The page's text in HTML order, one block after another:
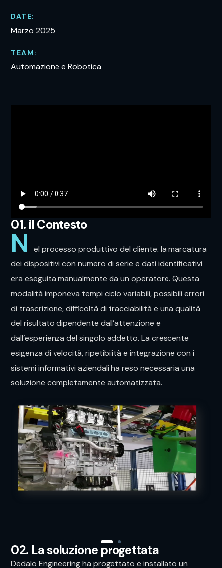
DATE:
Marzo 2025
TEAM:
Automazione e Robotica
01. il Contesto
N
el processo produttivo del cliente, la marcatura
dei dispositivi con numero di serie e dati identificativi
era eseguita manualmente da un operatore. Questa
modalità imponeva tempi ciclo variabili, possibili errori
di trascrizione, difficoltà di tracciabilità e una qualità
del risultato dipendente dall’attenzione e
dall’esperienza del singolo addetto. La crescente
esigenza di velocità, ripetibilità e integrazione con i
sistemi informativi aziendali ha reso necessaria una
soluzione completamente automatizzata.
02. La soluzione progettata
Dedalo Engineering ha progettato e installato un